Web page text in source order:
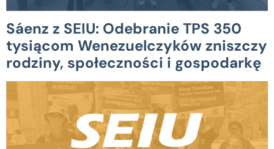
Sáenz z SEIU: Odebranie TPS 350
tysiącom Wenezuelczyków zniszczy
rodziny, społeczności i gospodarkę